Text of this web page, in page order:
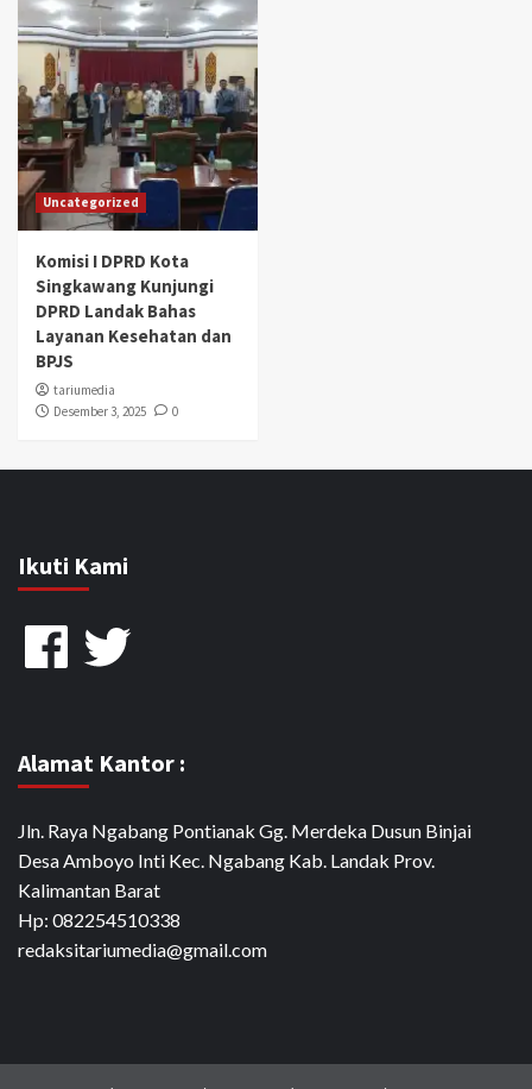
Uncategorized
Komisi I DPRD Kota
Singkawang Kunjungi
DPRD Landak Bahas
Layanan Kesehatan dan
BPJS
tariumedia
Desember 3, 2025
0
Ikuti Kami
FacebookTwitter
Alamat Kantor :
Jln. Raya Ngabang Pontianak Gg. Merdeka Dusun Binjai
Desa Amboyo Inti Kec. Ngabang Kab. Landak Prov.
Kalimantan Barat
Hp: 082254510338
redaksitariumedia@gmail.com